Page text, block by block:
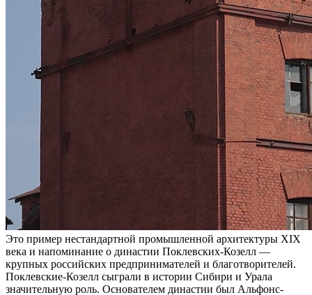
Это пример нестандартной промышленной архитектуры XIX
века и напоминание о династии Поклевских-Козелл —
крупных российских предпринимателей и благотворителей.
Поклевские-Козелл сыграли в истории Сибири и Урала
значительную роль. Основателем династии был Альфонс-